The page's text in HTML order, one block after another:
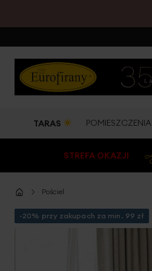
TARAS ☀ POMIESZCZENIA
STREFA OKAZJI
Pościel
-20% przy zakupach za min. 99 zł